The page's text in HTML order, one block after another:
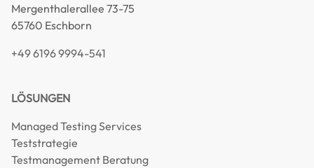
Mergenthalerallee 73-75
65760 Eschborn
+49 6196 9994-541
LÖSUNGEN
Managed Testing Services
Teststrategie
Testmanagement Beratung